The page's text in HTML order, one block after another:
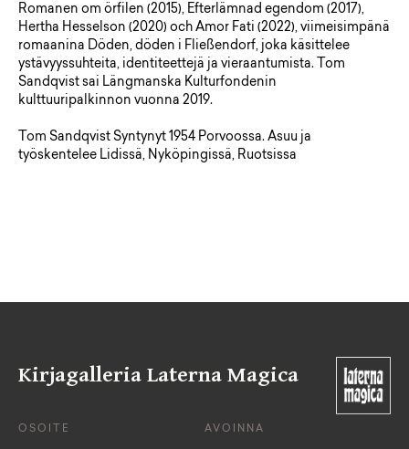
Romanen om örfilen (2015), Efterlämnad egendom (2017),
Hertha Hesselson (2020) och Amor Fati (2022), viimeisimpänä
romaanina Döden, döden i Fließendorf, joka käsittelee
ystävyyssuhteita, identiteettejä ja vieraantumista. Tom
Sandqvist sai Längmanska Kulturfondenin
kulttuuripalkinnon vuonna 2019.
Tom Sandqvist Syntynyt 1954 Porvoossa. Asuu ja
työskentelee Lidissä, Nyköpingissä, Ruotsissa
Kirjagalleria Laterna Magica
OSOITE AVOINNA